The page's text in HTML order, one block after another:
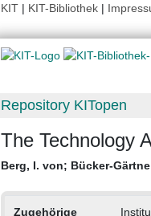
KIT | KIT-Bibliothek |
Repository KITopen
The Technology
Berg, I. von; Bücker-
Zugehörige